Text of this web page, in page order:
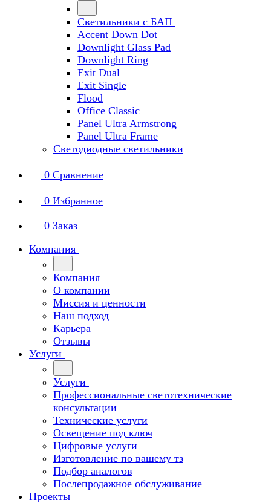
Светильники с БАП
Accent Down Dot
Downlight Glass Pad
Downlight Ring
Exit Dual
Exit Single
Flood
Office Classic
Panel Ultra Armstrong
Panel Ultra Frame
Светодиодные светильники
0 Сравнение
0 Избранное
0 Заказ
Компания
Компания
О компании
Миссия и ценности
Наш подход
Карьера
Отзывы
Услуги
Услуги
Профессиональные светотехнические
консультации
Технические услуги
Освещение под ключ
Цифровые услуги
Изготовление по вашему тз
Подбор аналогов
Послепродажное обслуживание
Проекты